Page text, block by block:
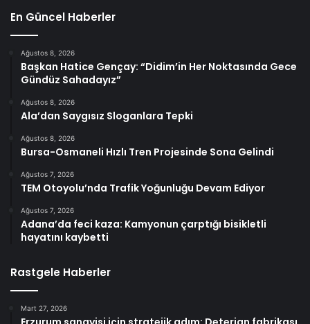
En Güncel Haberler
Ağustos 8, 2026
Başkan Hatice Gençay: “Didim’in Her Noktasında Gece
Gündüz Sahadayız”
Ağustos 8, 2026
Ala’dan Saygısız Sloganlara Tepki
Ağustos 8, 2026
Bursa-Osmaneli Hızlı Tren Projesinde Sona Gelindi
Ağustos 7, 2026
TEM Otoyolu’nda Trafik Yoğunluğu Devam Ediyor
Ağustos 7, 2026
Adana’da feci kaza: Kamyonun çarptığı bisikletli
hayatını kaybetti
Rastgele Haberler
Mart 27, 2026